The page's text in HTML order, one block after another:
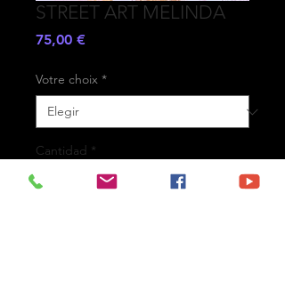
STREET ART MELINDA
75,00 €Precio
Votre choix *
Cantidad *